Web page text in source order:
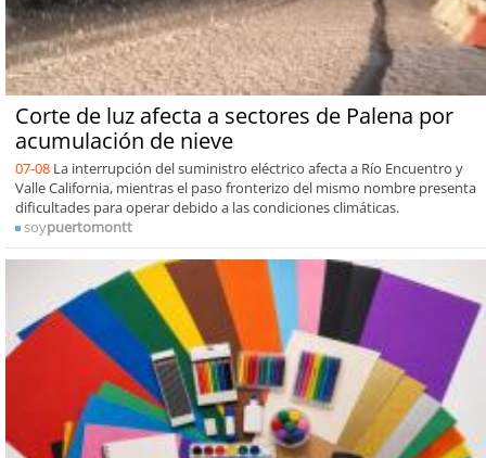
Corte de luz afecta a sectores de Palena por
acumulación de nieve
07-08 La interrupción del suministro eléctrico afecta a Río Encuentro y
Valle California, mientras el paso fronterizo del mismo nombre presenta
dificultades para operar debido a las condiciones climáticas.
soypuertomontt